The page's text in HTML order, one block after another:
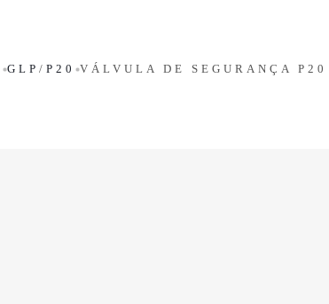
GLP / P20 VÁLVULA DE SEGURANÇA P20